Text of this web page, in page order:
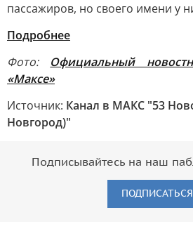
пассажиров, но своего имени у
Подробнее
Фото: Официальный
«Максе»
Источник: Канал в МАКС "53
Новгород)"
Подписывайтесь на наш
ПОДПИСАТЬСЯ